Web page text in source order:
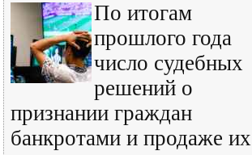
По итогам
прошлого года
число судебных
решений о
признании граждан
банкротами и продаже их